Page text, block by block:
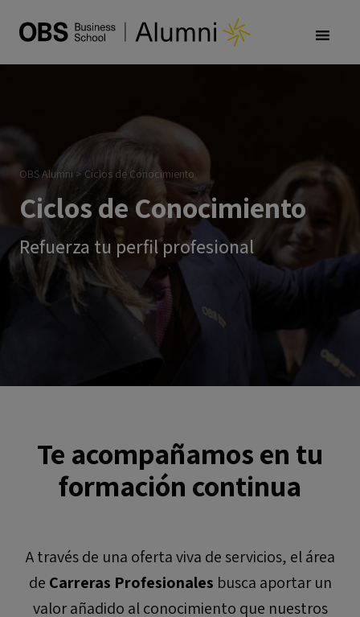
OBS Alumni > Ciclos de Conocimiento
Ciclos de Conocimiento
Refuerza tu perfil profesional
Te acompañamos en tu
formación continua
A través de una oferta viva de servicios, el área
de Carreras Profesionales busca aportar un
valor añadido al conocimiento que nuestros